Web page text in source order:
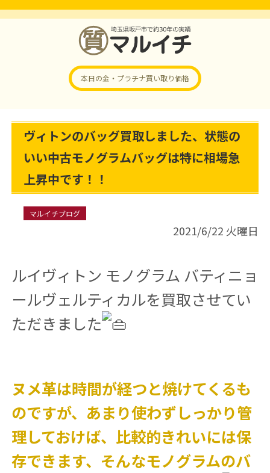
本日の金・プラチナ買い取り価格
ヴィトンのバッグ買取しました、状態の
いい中古モノグラムバッグは特に相場急
上昇中です！！
マルイチブログ
2021/6/22 火曜日
ルイヴィトン モノグラム バティニョ
ールヴェルティカルを買取させてい
ただきました
ヌメ革は時間が経つと焼けてくるも
のですが、あまり使わずしっかり管
理しておけば、比較的きれいには保
存できます、そんなモノグラムのバ